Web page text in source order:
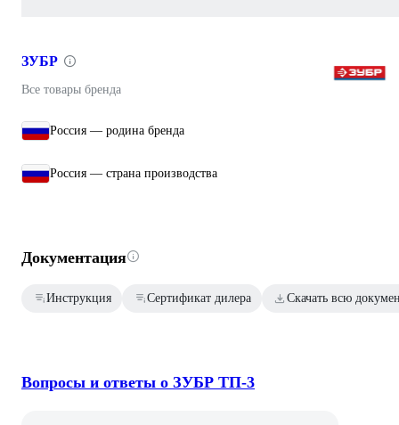
ЗУБР
Все товары бренда
Россия — родина бренда
Россия — страна производства
Документация
Инструкция Сертификат дилера Скачать всю
Вопросы и ответы о ЗУБР ТП-3